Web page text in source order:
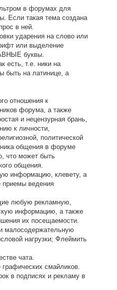
в форумах для
Если такая тема создана
в ней.
ударения на слово или
или выделение
буквы.
есть, т.е. ники на
быть на латинице, а
отношения к
форума, а также
и нецензурная брань,
к личности,
политической
общения в форуме
что может быть
общения.
информацию, клевету, а
приемы ведения
любую рекламную,
информацию, а также
их посещаемости.
малосодеpжательнyю
нагрузки; Флеймить
чата.
смайликов.
в подписях и рекламу в